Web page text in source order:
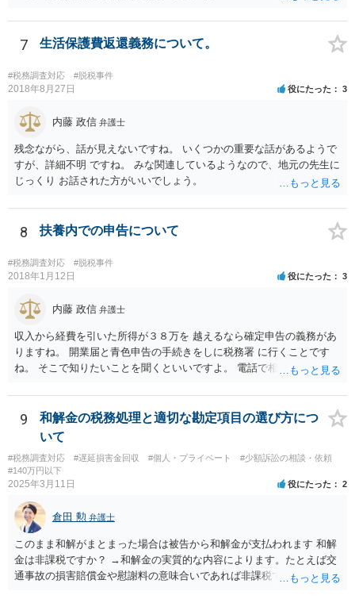
7 生活保護費返還義務について。
#税務調査対応 #脱税事件
2018年8月27日 役にたった 3
内藤 政信 弁護士
残念ながら、話が見えないですね。 いくつかの重要な話があるようで
すが、詳細不明 ですね。 みな関連しているようなので、地元の先生に
じっくり お話された方がいいでしょう。
8 扶養内での申告について
#税務調査対応 #脱税事件
2018年1月12日 役にたった 3
内藤 政信 弁護士
収入から経費を引いた所得が３８万を 越えるなら確定申告の義務があ
りますね。 開業届と青色申告の手続きをしに税務署 に行くことです
ね。 そこで知りたいことを聞くといいですよ。 電話で相談にいくこと
9
和解金の税務処理と適切な勘定項目の選び方につ
いて
#税務調査対応 #遅延損害金回収 #個人・プライベート
#少額訴訟の相談・依頼
#140万円以下
2025年3月11日 役にたった 2
倉田 勲 弁護士
このまま和解がまとまった場合は被告から和解金が支払われます 和解
金は非課税ですか？ →和解金の実質的な内容によります。たとえば交
通事故の損害賠償金や慰謝料の意味合いであれば非課税ですが、残業